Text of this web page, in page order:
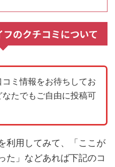
フのクチコミについて
コミ情報をお待ちしてお
なたでもご自由に投稿可
利用してみて、「ここが
た」などあれば下記のコ